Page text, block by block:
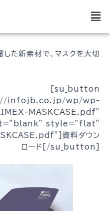
メ
ニ
ュ
た新素材で、マスクを大切
[su_button
infojb.co.jp/wp/wp-
MASKCASE.pdf”
style=”flat”
資料ダウン
ロード[/su_button]